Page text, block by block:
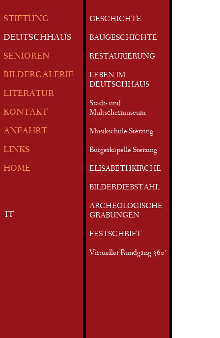
STIFTUNG
DEUTSCHHAUS
SENIOREN
BILDERGALERIE
LITERATUR
KONTAKT
ANFAHRT
LINKS
HOME
IT
GESCHICHTE
BAUGESCHICHTE
RESTAURIERUNG
LEBEN IM
DEUTSCHHAUS
Stadt- und
Multschermuseum
Musikschule Sterzing
Bürgerkapelle Sterzing
ELISABETHKIRCHE
BILDERDIEBSTAHL
ARCHEOLOGISCHE
GRABUNGEN
FESTSCHRIFT
Virtueller Rundgang 360°